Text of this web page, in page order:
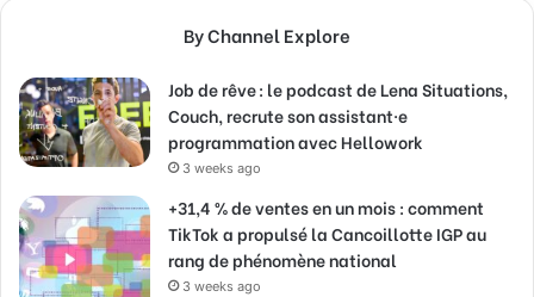
By Channel Explore
Job de rêve : le podcast de Lena Situations,
Couch, recrute son assistant·e
programmation avec Hellowork
3 weeks ago
+31,4 % de ventes en un mois : comment
TikTok a propulsé la Cancoillotte IGP au
rang de phénomène national
3 weeks ago